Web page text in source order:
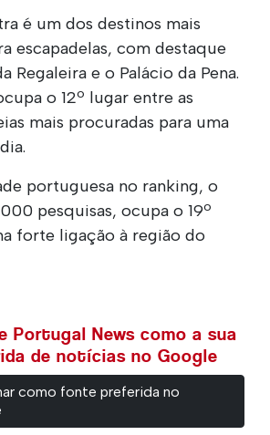
é um dos destinos mais
escapadelas, com destaque
Regaleira e o Palácio da Pena.
o 12º lugar entre as
mais procuradas para uma
portuguesa no ranking, o
pesquisas, ocupa o 19º
forte ligação à região do
Portugal News como a sua
de notícias no Google
como fonte preferida no